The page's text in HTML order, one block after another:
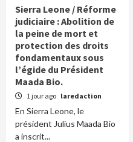
Sierra Leone / Réforme
judiciaire : Abolition de
la peine de mort et
protection des droits
fondamentaux sous
l’égide du Président
Maada Bio.
1 jour ago laredaction
En Sierra Leone, le
président Julius Maada Bio
a inscrit...